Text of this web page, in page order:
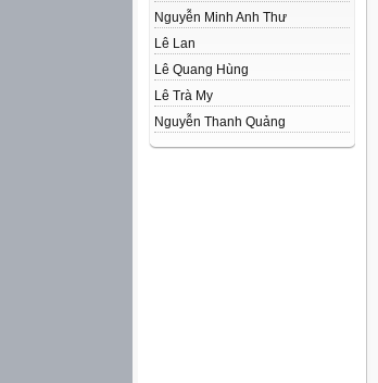
Nguyễn Minh Anh Thư
Lê Lan
Lê Quang Hùng
Lê Trà My
Nguyễn Thanh Quảng